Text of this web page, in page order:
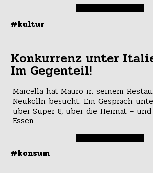
#kultur
Konkurrenz unter
Im Gegenteil!
Marcella hat Mauro in seinem
Neukölln besucht. Ein Gespräch
über Super 8, über die Heimat –
Essen.
#konsum